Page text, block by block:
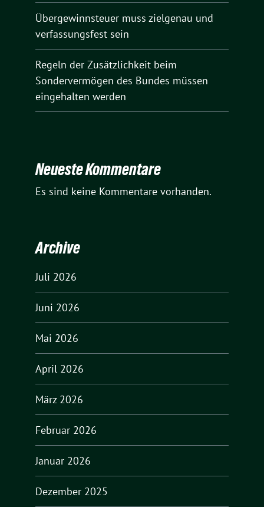
Übergewinnsteuer muss zielgenau und
verfassungsfest sein
Regeln der Zusätzlichkeit beim
Sondervermögen des Bundes müssen
eingehalten werden
Neueste Kommentare
Es sind keine Kommentare vorhanden.
Archive
Juli 2026
Juni 2026
Mai 2026
April 2026
März 2026
Februar 2026
Januar 2026
Dezember 2025